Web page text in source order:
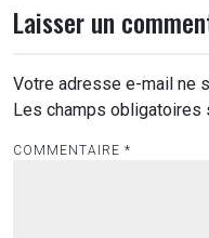
Laisser un
Votre adresse e-mail ne
Les champs obligatoires
COMMENTAIRE *